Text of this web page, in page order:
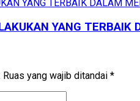
YANG
Ruas yang wajib ditandai *